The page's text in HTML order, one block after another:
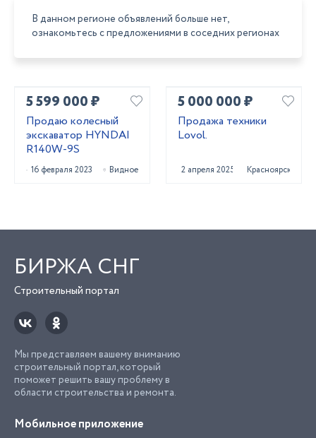
В данном регионе объявлений больше нет,
ознакомьтесь с предложениями в соседних регионах
5 599 000 ₽
Продаю колесный
экскаватор HYNDAI
R140W-9S
16 февраля 2023 Видное
5 000 000 ₽
Продажа техники
Lovol.
2 апреля 2025 Красноярск
БИРЖА СНГ
Строительный портал
Мы представляем вашему вниманию
строительный портал, который
поможет решить вашу проблему в
области строительства и ремонта.
Мобильное приложение